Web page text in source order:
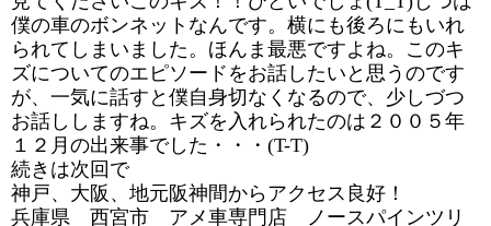
僕の車のボンネットなんです。横にも後ろにもいれ
られてしまいました。ほんま最悪ですよね。このキ
ズについてのエピソードをお話したいと思うのです
が、一気に話すと僕自身切なくなるので、少しづつ
お話ししますね。キズを入れられたのは２００５年
１２月の出来事でした・・・(T-T)
続きは次回で
神戸、大阪、地元阪神間からアクセス良好！
兵庫県 西宮市 アメ車専門店 ノースパインツリ